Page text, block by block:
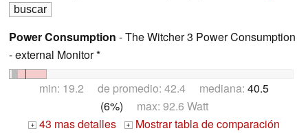
Power Consumption - The Witcher 3 Power Consumption
- external Monitor *
min: 19.2 de promedio: 42.4 mediana: 40.5
(6%) max: 92.6 Watt
+ 43 mas detalles + Mostrar tabla de comparación